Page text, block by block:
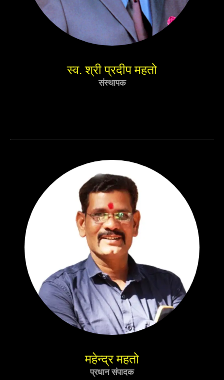
स्व. श्री प्रदीप महतो
संस्थापक
महेन्द्र महतो
प्रधान संपादक